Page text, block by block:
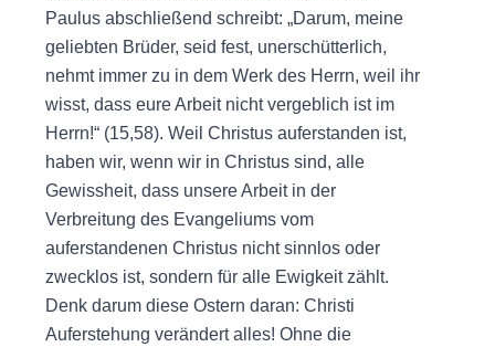
Paulus abschließend schreibt: „Darum, meine
geliebten Brüder, seid fest, unerschütterlich,
nehmt immer zu in dem Werk des Herrn, weil ihr
wisst, dass eure Arbeit nicht vergeblich ist im
Herrn!“ (15,58). Weil Christus auferstanden ist,
haben wir, wenn wir in Christus sind, alle
Gewissheit, dass unsere Arbeit in der
Verbreitung des Evangeliums vom
auferstandenen Christus nicht sinnlos oder
zwecklos ist, sondern für alle Ewigkeit zählt.
Denk darum diese Ostern daran: Christi
Auferstehung verändert alles! Ohne die